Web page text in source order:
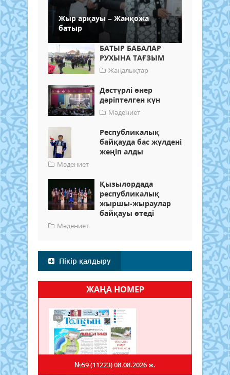
Жыр арқауы – Жанқожа
батыр
БАТЫР БАБАЛАР
РУХЫНА ТАҒЗЫМ
Жаңалықтар
Дәстүрлі өнер
дәріптелген күн
Мәдениет
Республикалық
байқауда бас жүлдені
жеңіп алды
Мәдениет
Қызылордада
республикалық
жыршы-жыраулар
байқауы өтеді
Мәдениет
Пікір қалдыру
ЖАҢА НОМЕР
№59 (11223)08.08.2026 ж.